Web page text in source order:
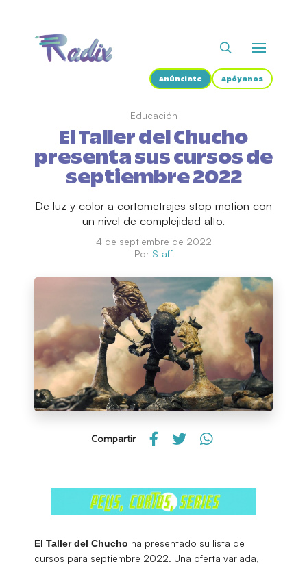
Anúnciate Apóyanos
Educación
El Taller del Chucho
presenta sus cursos de
septiembre 2022
De luz y color a cortometrajes stop motion con
un nivel de complejidad alto.
4 de septiembre de 2022
Por Staff
Compartir
El Taller del Chucho ha presentado su lista de
cursos para septiembre 2022. Una oferta variada,